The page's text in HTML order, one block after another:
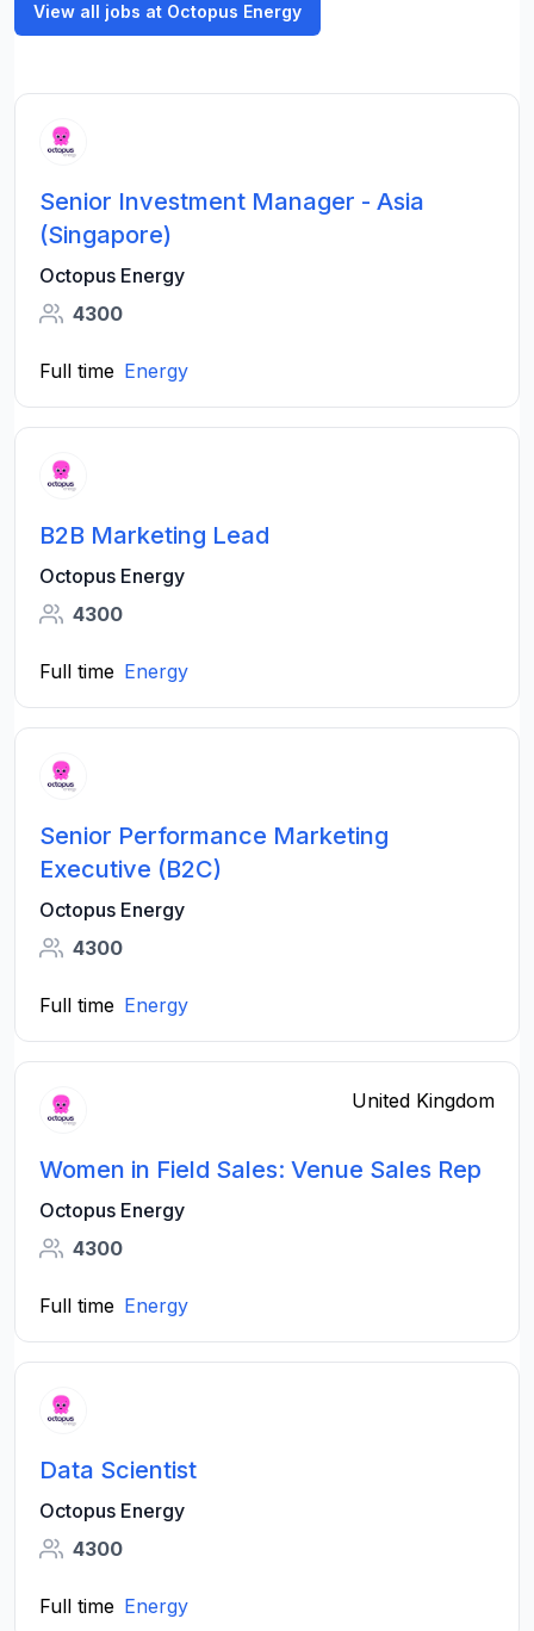
View all jobs at Octopus Energy
Senior Investment Manager - Asia
(Singapore)
Octopus Energy
4300
Full time Energy
B2B Marketing Lead
Octopus Energy
4300
Full time Energy
Senior Performance Marketing
Executive (B2C)
Octopus Energy
4300
Full time Energy
United Kingdom
Women in Field Sales: Venue Sales Rep
Octopus Energy
4300
Full time Energy
Data Scientist
Octopus Energy
4300
Full time Energy